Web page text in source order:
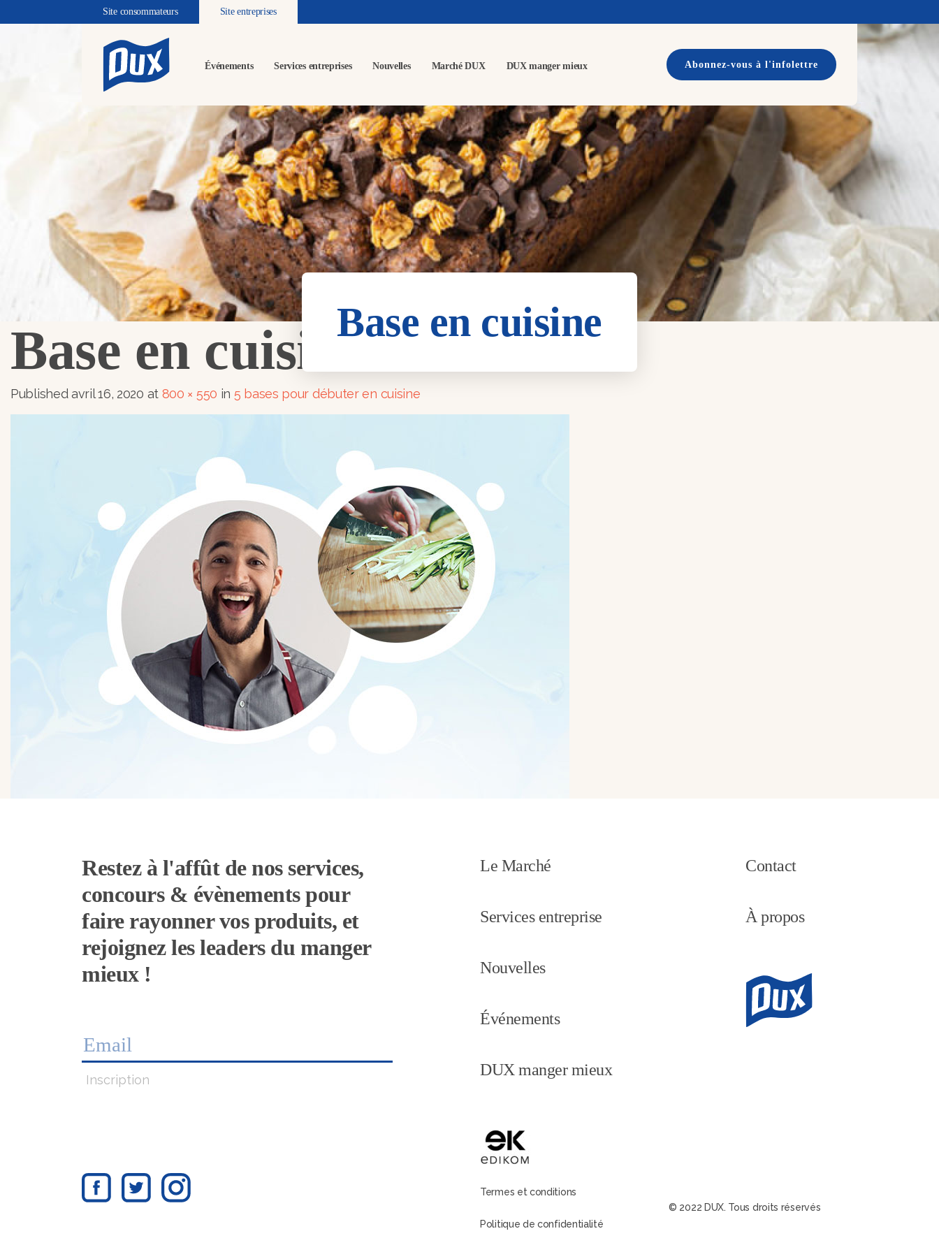
Site consommateurs Site entreprises
Événements Services entreprises Nouvelles Marché DUX DUX manger mieux Abonnez-vous à l'infolettre
Base en cuisine
Base en cuisine
Publishedavril 16, 2020 at 800 × 550 in 5 bases pour débuter en cuisine
Restez à l'affût de nos services,
concours & évènements pour
faire rayonner vos produits, et
rejoignez les leaders du manger
mieux !
Inscription
Le Marché
Services entreprise
Nouvelles
Événements
DUX manger mieux
Contact
À propos
Termes et conditions
Politique de confidentialité
© 2022 DUX. Tous droits réservés